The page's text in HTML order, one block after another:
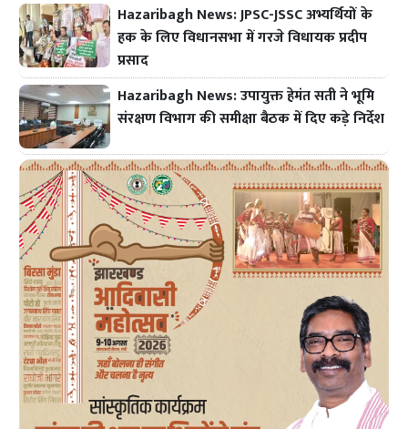
Hazaribagh News: JPSC-JSSC अभ्यर्थियों के
हक के लिए विधानसभा में गरजे विधायक प्रदीप
प्रसाद
Hazaribagh News: उपायुक्त हेमंत सती ने भूमि
संरक्षण विभाग की समीक्षा बैठक में दिए कड़े निर्देश